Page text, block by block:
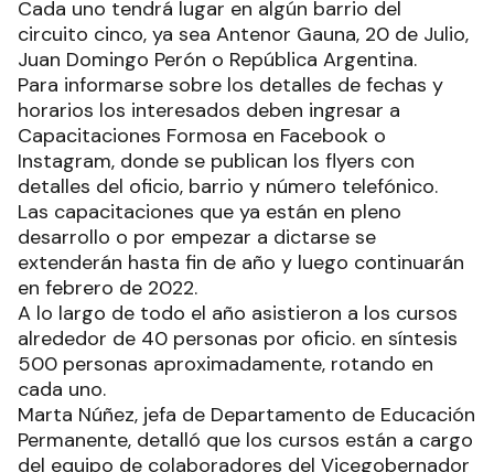
Cada uno tendrá lugar en algún barrio del
circuito cinco, ya sea Antenor Gauna, 20 de Julio,
Juan Domingo Perón o República Argentina.
Para informarse sobre los detalles de fechas y
horarios los interesados deben ingresar a
Capacitaciones Formosa en Facebook o
Instagram, donde se publican los flyers con
detalles del oficio, barrio y número telefónico.
Las capacitaciones que ya están en pleno
desarrollo o por empezar a dictarse se
extenderán hasta fin de año y luego continuarán
en febrero de 2022.
A lo largo de todo el año asistieron a los cursos
alrededor de 40 personas por oficio. en síntesis
500 personas aproximadamente, rotando en
cada uno.
Marta Núñez, jefa de Departamento de Educación
Permanente, detalló que los cursos están a cargo
del equipo de colaboradores del Vicegobernador